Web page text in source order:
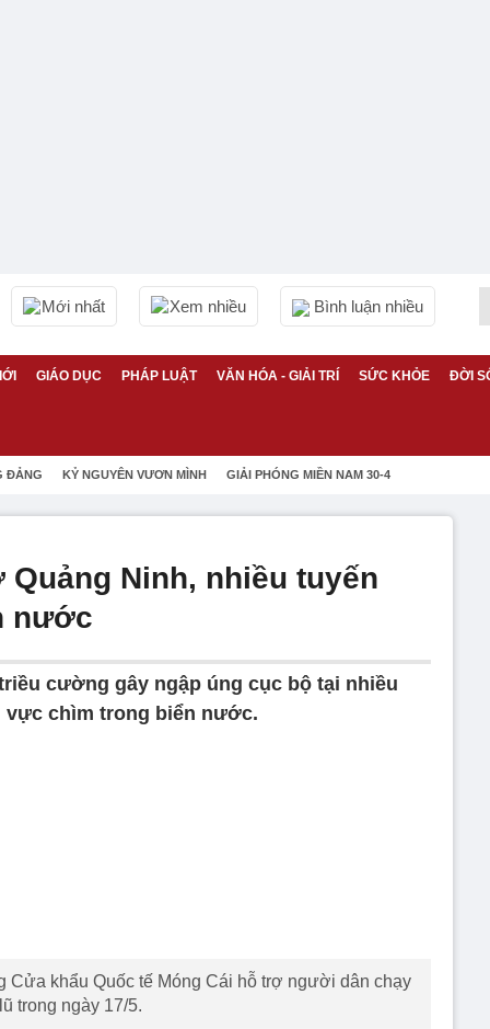
Mới nhất Xem nhiều Bình luận nhiều
GIÁO DỤC PHÁP LUẬT VĂN HÓA - GIẢI TRÍ SỨC KHỎE ĐỜI
ĐẢNG KỶ NGUYÊN VƯƠN MÌNH GIẢI PHÓNG MIỀN NAM 30-4
Ninh, nhiều tuyến
nước
cường gây ngập úng cục bộ tại nhiều
vực chìm trong biển nước.
khẩu Quốc tế Móng Cái hỗ trợ người dân chạy
trong ngày 17/5.